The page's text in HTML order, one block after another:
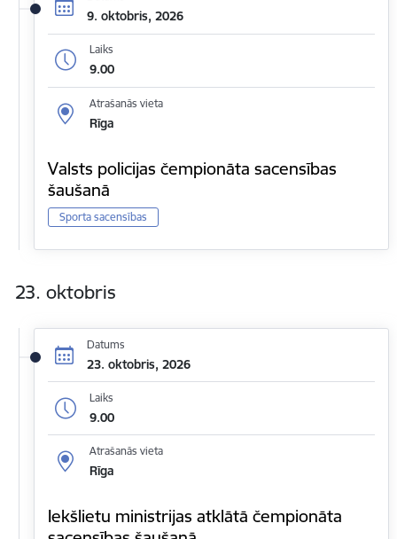
9. oktobris, 2026
Laiks
9.00
Atrašanās vieta
Rīga
Valsts policijas čempionāta sacensības
šaušanā
Sporta sacensības
23. oktobris
Datums
23. oktobris, 2026
Laiks
9.00
Atrašanās vieta
Rīga
Iekšlietu ministrijas atklātā čempionāta